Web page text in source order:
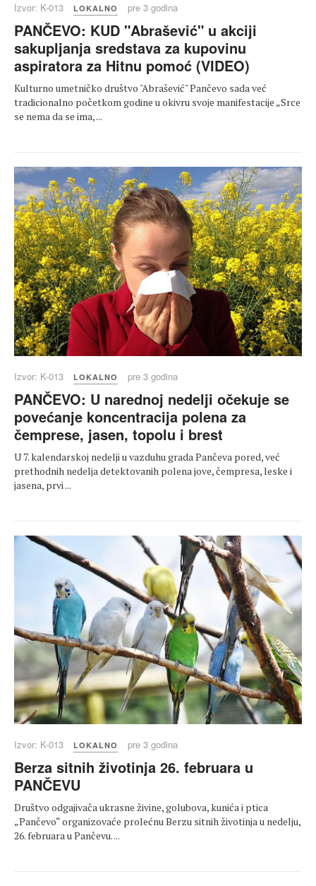
Izvor: K-013 LOKALNO pre 3 godina
PANČEVO: KUD "Abrašević" u akciji
sakupljanja sredstava za kupovinu
aspiratora za Hitnu pomoć (VIDEO)
Kulturno umetničko društvo "Abrašević" Pančevo sada već
tradicionalno početkom godine u okivru svoje manifestacije „Srce
se nema da se ima, ...
Izvor: K-013 LOKALNO pre 3 godina
PANČEVO: U narednoj nedelji očekuje se
povećanje koncentracija polena za
čemprese, jasen, topolu i brest
U 7. kalendarskoj nedelji u vazduhu grada Pančeva pored, već
prethodnih nedelja detektovanih polena jove, čempresa, leske i
jasena, prvi ...
Izvor: K-013 LOKALNO pre 3 godina
Berza sitnih životinja 26. februara u
PANČEVU
Društvo odgajivača ukrasne živine, golubova, kunića i ptica
„Pančevo“ organizovaće prolećnu Berzu sitnih životinja u nedelju,
26. februara u Pančevu. ...